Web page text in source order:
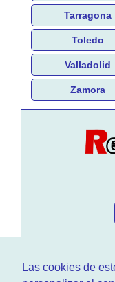
Las cookies de
Tarragona
Toledo
Valladolid
Zamora
En